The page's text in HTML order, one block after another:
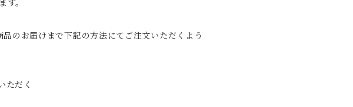
。
のお届けまで下記の方法にてご注文いただくよう
ただく